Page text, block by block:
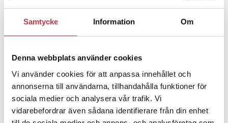
Samtycke Information Om
Denna webbplats använder cookies
Vi använder cookies för att anpassa innehållet och
annonserna till användarna, tillhandahålla funktioner för
sociala medier och analysera vår trafik. Vi
vidarebefordrar även sådana identifierare från din enhet
Klart: Ingångslönen höjs med 2 300
Insändare:Miljoner i sjön –
polisaspiranter underkänns på
godtyckliga grunder